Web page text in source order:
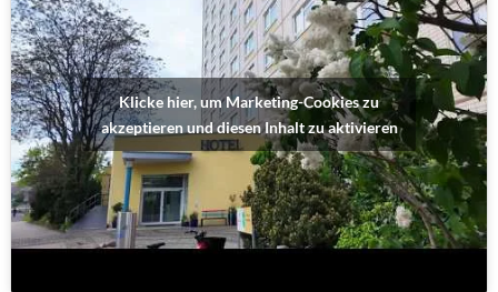
Klicke hier, um Marketing-Cookies zu
akzeptieren und diesen Inhalt zu aktivieren